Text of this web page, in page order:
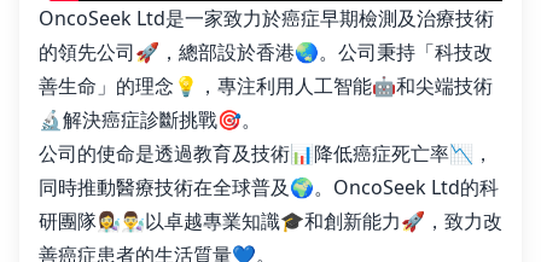
OncoSeek Ltd是一家致力於癌症早期檢測及治療技術
的領先公司🚀，總部設於香港🌏。公司秉持「科技改
善生命」的理念💡，專注利用人工智能🤖和尖端技術
🔬解決癌症診斷挑戰🎯。
公司的使命是透過教育及技術📊降低癌症死亡率📉，
同時推動醫療技術在全球普及🌍。OncoSeek Ltd的科
研團隊👩‍🔬👨‍🔬以卓越專業知識🎓和創新能力🚀，致力改
善癌症患者的生活質量💙。